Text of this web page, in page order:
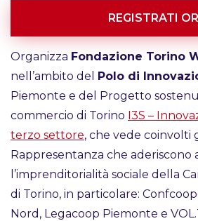
REGISTRATI
Organizza Fondazione Torino
nell’ambito del Polo di
Piemonte e del Progetto
commercio di Torino I3S –
terzo settore, che vede coinvolti
Rappresentanza che aderiscono
l’imprenditorialità sociale della
di Torino, in particolare:
Nord, Legacoop Piemonte e